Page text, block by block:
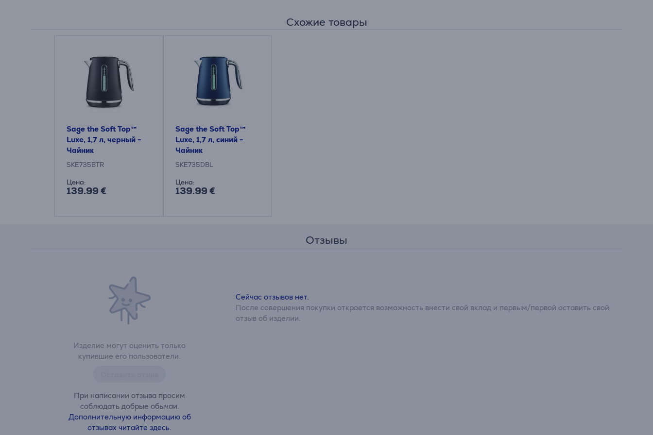
Схожие товары
Sage the Soft Top™
Luxe, 1,7 л, черный -
Чайник
SKE735BTR
Цена:
139.99 €
Sage the Soft Top™
Luxe, 1,7 л, синий -
Чайник
SKE735DBL
Цена:
139.99 €
Отзывы
Изделие могут оценить только
купившие его пользователи.
При написании отзыва просим
соблюдать добрые обычаи.
Дополнительную информацию об
отзывах читайте здесь.
Сейчас отзывов нет.
После совершения покупки откроется возможность внести свой вклад и первым/первой оставить свой
отзыв об изделии.